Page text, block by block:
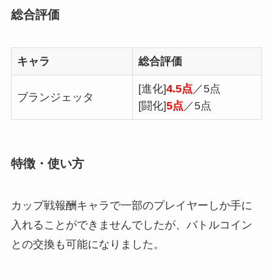
総合評価
キャラ 総合評価
ブランジェッタ
[進化]4.5点 ／5点
[闘化]5点 ／5点
特徴・使い方
カップ戦報酬キャラで一部のプレイヤーしか手に
入れることができませんでしたが、バトルコイン
との交換も可能になりました。